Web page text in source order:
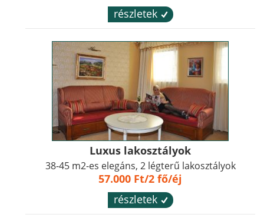
részletek ´
Luxus lakosztályok
38-45 m2-es elegáns, 2 légterű lakosztályok
57.000 Ft/2 fő/éj
részletek ´